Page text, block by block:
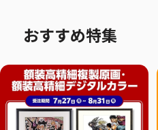
おすすめ特集